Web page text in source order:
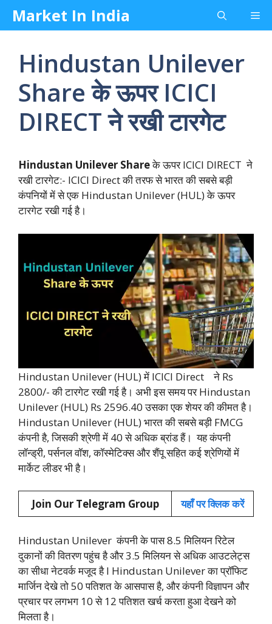
SkipMarket In India
Hindustan Unilever
Share के ऊपर ICICI
DIRECT ने रखी टारगेट
Hindustan Unilever Shareके ऊपर ICICI DIRECT ने
रखी टारगेट:- ICICI Direct की तरफ से भारत की सबसे बड़ी
कंपनियों में से एक Hindustan Unilever (HUL) के ऊपर
टारगेट रखी गई है।
Hindustan Unilever (HUL) में ICICI Direct ने Rs
2800/- की टारगेट रखी गई है। अभी इस समय पर Hindustan
Unilever (HUL) Rs 2596.40 उसका एक शेयर की कीमत है।
Hindustan Unilever (HUL) भारत की सबसे बड़ी FMCG
कंपनी है, जिसकी श्रेणी में 40 से अधिक ब्रांड हैं। यह कंपनी
लॉन्ड्री, पर्सनल वॉश, कॉस्मेटिक्स और शैंपू सहित कई श्रेणियों में
मार्केट लीडर भी है।
Join Our Telegram Group यहाँ पर क्लिक करें
Hindustan Unilever कंपनी के पास 8.5 मिलियन रिटेल
दुकानों की वितरण पहुंच है और 3.5 मिलियन से अधिक आउटलेट्स
का सीधा नेटवर्क मजूद है l Hindustan Unilever का प्रॉफिट
मार्जिन देखे तो 50 पतिशत के आसपास है, और कंपनी विज्ञापन और
प्रचार पर लगभग 10 से 12 पतिशत खर्च करता हुआ देखने को
मिलता है।